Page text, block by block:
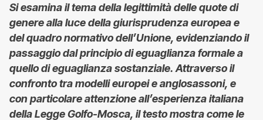
Si esamina il tema della legittimità delle quote di
genere alla luce della giurisprudenza europea e
del quadronormativo dell’Unione, evidenziando il
passaggio dal principio di eguaglianza formale a
quello di eguaglianzasostanziale. Attraverso il
confronto tra modelli europei e anglosassoni, e
con particolare attenzione all’esperienzaitaliana
della Legge Golfo-Mosca, il testo mostra come le